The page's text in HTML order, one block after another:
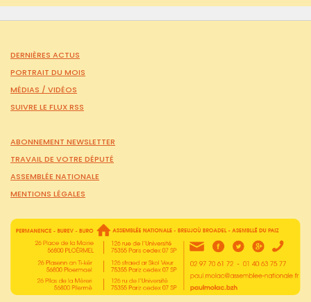
DERNIÈRES ACTUS
PORTRAIT DU MOIS
MÉDIAS / VIDÉOS
SUIVRE LE FLUX RSS
ABONNEMENT NEWSLETTER
TRAVAIL DE VOTRE DÉPUTÉ
ASSEMBLÉE NATIONALE
MENTIONS LÉGALES